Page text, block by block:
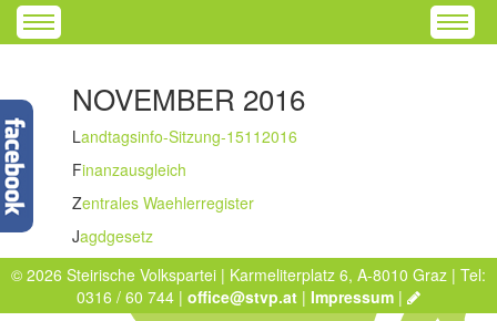
NOVEMBER 2016
Landtagsinfo-Sitzung-15112016
Finanzausgleich
Zentrales Waehlerregister
Jagdgesetz
© 2026 Steirische Volkspartei | Karmeliterplatz 6, A-8010 Graz | Tel:
0316 / 60 744 | office@stvp.at | Impressum |